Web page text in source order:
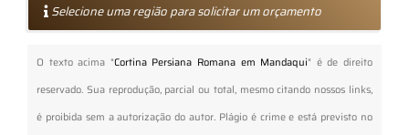
Selecione uma região para solicitar um orçamento
O texto acima "Cortina Persiana Romana em Mandaqui" é de direito
reservado. Sua reprodução, parcial ou total, mesmo citando nossos links,
é proibida sem a autorização do autor. Plágio é crime e está previsto no